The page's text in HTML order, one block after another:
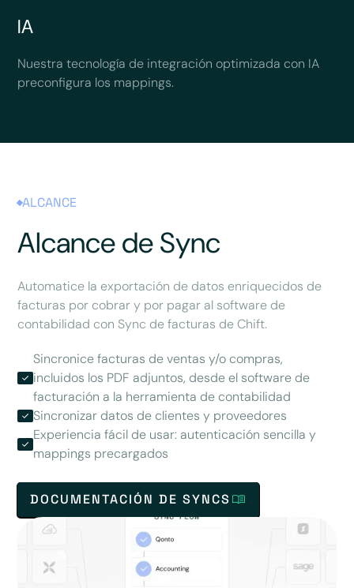
IA
Nuestra tecnología de integración optimizada con IA
preconfigura los mappings.
ALCANCE
Alcance de Sync
Automatice la exportación de datos enriquecidos de
facturas por cobrar y por pagar al software de
contabilidad con Sync de facturas de Chift.
Sincronice facturas de ventas y/o compras,
incluidos los PDF adjuntos, desde el software de
facturación a la herramienta de contabilidad
Sincronizar datos de clientes y proveedores
Experiencia fácil de usar: autenticación sencilla y
mappings precargados
DOCUMENTACIÓN DE SYNCS